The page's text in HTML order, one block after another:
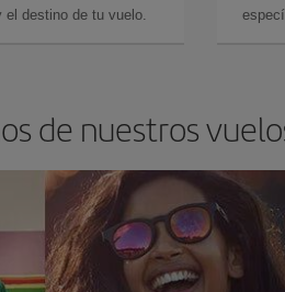
destino de tu vuelo.
de nuestros